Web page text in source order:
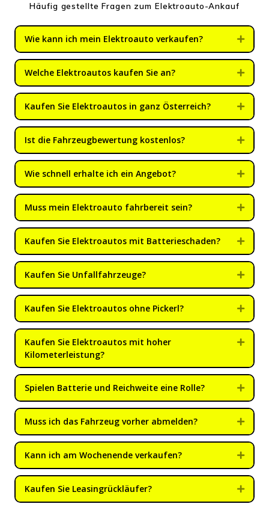
Häufig gestellte Fragen zum Elektroauto-Ankauf
Wie kann ich mein Elektroauto verkaufen?
Welche Elektroautos kaufen Sie an?
Kaufen Sie Elektroautos in ganz Österreich?
Ist die Fahrzeugbewertung kostenlos?
Wie schnell erhalte ich ein Angebot?
Muss mein Elektroauto fahrbereit sein?
Kaufen Sie Elektroautos mit Batterieschaden?
Kaufen Sie Unfallfahrzeuge?
Kaufen Sie Elektroautos ohne Pickerl?
Kaufen Sie Elektroautos mit hoher
Kilometerleistung?
Spielen Batterie und Reichweite eine Rolle?
Muss ich das Fahrzeug vorher abmelden?
Kann ich am Wochenende verkaufen?
Kaufen Sie Leasingrückläufer?